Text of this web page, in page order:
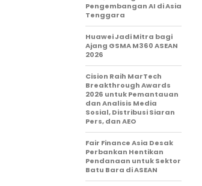
Pengembangan AI di Asia
Tenggara
Huawei Jadi Mitra bagi
Ajang GSMA M360 ASEAN
2026
Cision Raih MarTech
Breakthrough Awards
2026 untuk Pemantauan
dan Analisis Media
Sosial, Distribusi Siaran
Pers, dan AEO
Fair Finance Asia Desak
Perbankan Hentikan
Pendanaan untuk Sektor
Batu Bara di ASEAN